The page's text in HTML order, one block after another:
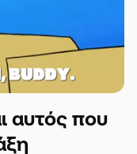
αυτός που